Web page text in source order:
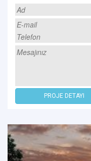
PROJE DETAYI